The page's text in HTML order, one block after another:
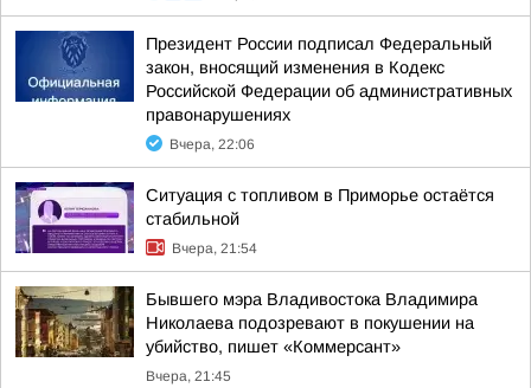
Президент России подписал Федеральный
закон, вносящий изменения в Кодекс
Российской Федерации об административных
правонарушениях
Вчера, 22:06
Ситуация с топливом в Приморье остаётся
стабильной
Вчера, 21:54
Бывшего мэра Владивостока Владимирa
Николаева подозревают в покушении на
убийство, пишет «Коммерсант»
Вчера, 21:45